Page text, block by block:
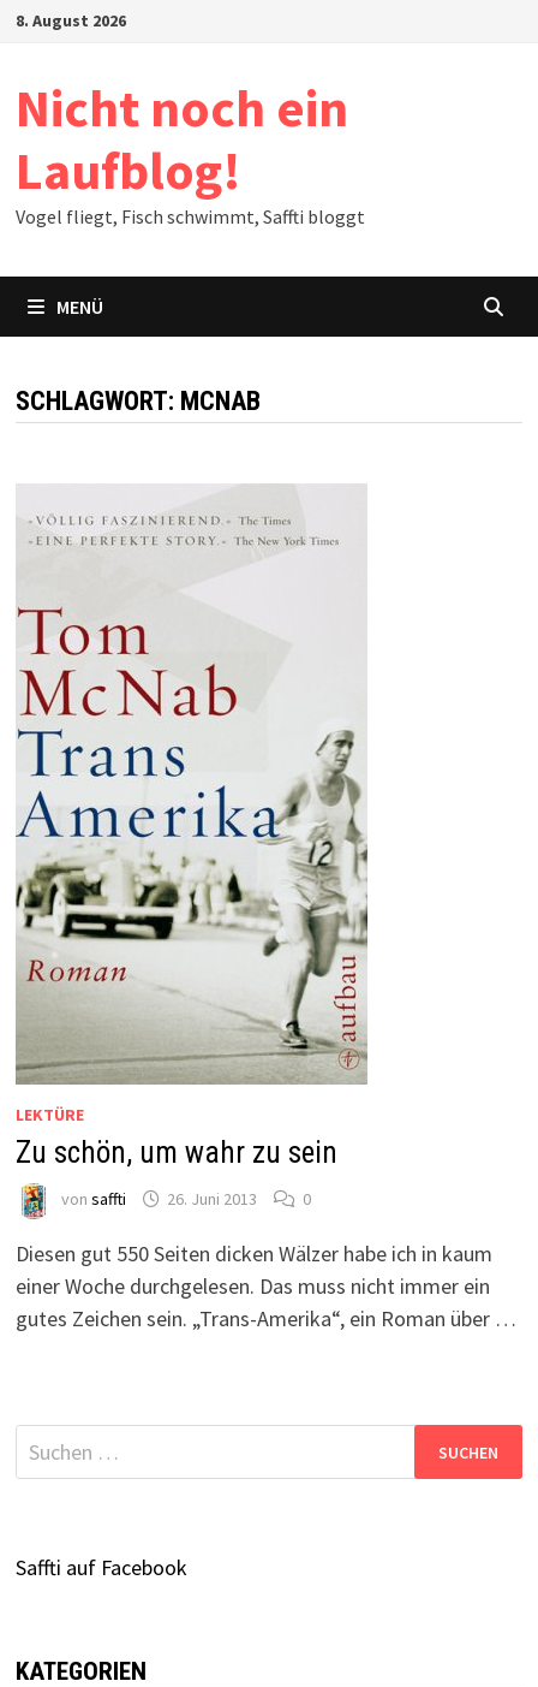
Zum8. August 2026
Nicht noch ein
Laufblog!
Vogel fliegt, Fisch schwimmt, Saffti bloggt
MENÜ
SCHLAGWORT: MCNAB
LEKTÜRE
Zu schön, um wahr zu sein
von saffti 26. Juni 2013 0
Diesen gut 550 Seiten dicken Wälzer habe ich in kaum
einer Woche durchgelesen. Das muss nicht immer ein
gutes Zeichen sein. „Trans-Amerika“, ein Roman über …
Suchen
nach:
Saffti auf Facebook
KATEGORIEN